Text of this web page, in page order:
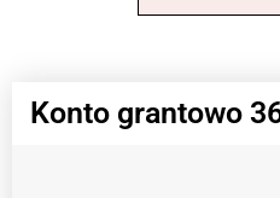
Konto grantowo